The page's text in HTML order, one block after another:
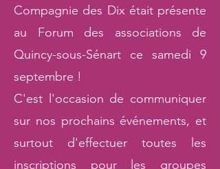
Compagnie des Dix était présente
au Forum des associations de
Quincy-sous-Sénart ce samedi 9
septembre !
C'est l'occasion de communiquer
sur nos prochains événements, et
surtout d'effectuer toutes les
inscriptions pour les groupes